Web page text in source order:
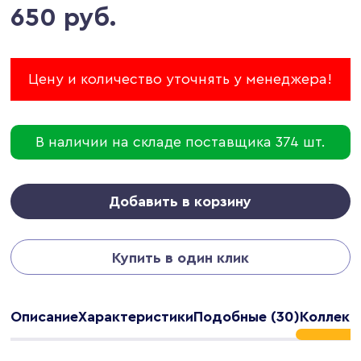
650 руб.
Цену и количество уточнять у менеджера!
В наличии на складе поставщика 374 шт.
Добавить в корзину
Купить в один клик
ОписаниеХарактеристикиПодобные (30)